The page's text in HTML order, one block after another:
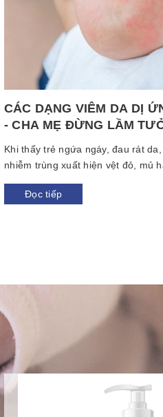
CÁC DẠNG VIÊM DA DỊ
- CHA MẸ ĐỪNG LẦM
Khi thấy trẻ ngứa ngáy, đau rát
nhiễm trùng xuất hiện vệt đỏ, mủ
Đọc tiếp